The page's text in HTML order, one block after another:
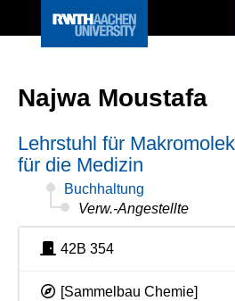
Najwa Moustafa
Lehrstuhl für
für die Medizin
Buchhaltung
Verw.-Angestellte
42B 354
[Sammelbau Chemie]